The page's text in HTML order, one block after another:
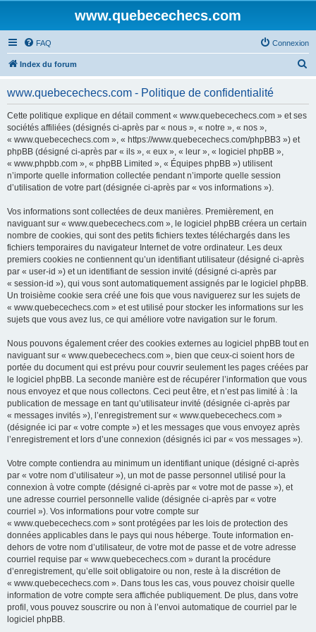
www.quebecechecs.com
FAQ Connexion
Index du forum
www.quebecechecs.com - Politique de confidentialité
Cette politique explique en détail comment « www.quebecechecs.com » et ses
sociétés affiliées (désignés ci-après par « nous », « notre », « nos »,
« www.quebecechecs.com », « https://www.quebecechecs.com/phpBB3 ») et
phpBB (désigné ci-après par « ils », « eux », « leur », « logiciel phpBB »,
« www.phpbb.com », « phpBB Limited », « Équipes phpBB ») utilisent
n’importe quelle information collectée pendant n’importe quelle session
d’utilisation de votre part (désignée ci-après par « vos informations »).
Vos informations sont collectées de deux manières. Premièrement, en
naviguant sur « www.quebecechecs.com », le logiciel phpBB créera un certain
nombre de cookies, qui sont des petits fichiers textes téléchargés dans les
fichiers temporaires du navigateur Internet de votre ordinateur. Les deux
premiers cookies ne contiennent qu’un identifiant utilisateur (désigné ci-après
par « user-id ») et un identifiant de session invité (désigné ci-après par
« session-id »), qui vous sont automatiquement assignés par le logiciel phpBB.
Un troisième cookie sera créé une fois que vous naviguerez sur les sujets de
« www.quebecechecs.com » et est utilisé pour stocker les informations sur les
sujets que vous avez lus, ce qui améliore votre navigation sur le forum.
Nous pouvons également créer des cookies externes au logiciel phpBB tout en
naviguant sur « www.quebecechecs.com », bien que ceux-ci soient hors de
portée du document qui est prévu pour couvrir seulement les pages créées par
le logiciel phpBB. La seconde manière est de récupérer l’information que vous
nous envoyez et que nous collectons. Ceci peut être, et n’est pas limité à : la
publication de message en tant qu’utilisateur invité (désignée ci-après par
« messages invités »), l’enregistrement sur « www.quebecechecs.com »
(désignée ici par « votre compte ») et les messages que vous envoyez après
l’enregistrement et lors d’une connexion (désignés ici par « vos messages »).
Votre compte contiendra au minimum un identifiant unique (désigné ci-après
par « votre nom d’utilisateur »), un mot de passe personnel utilisé pour la
connexion à votre compte (désigné ci-après par « votre mot de passe »), et
une adresse courriel personnelle valide (désignée ci-après par « votre
courriel »). Vos informations pour votre compte sur
« www.quebecechecs.com » sont protégées par les lois de protection des
données applicables dans le pays qui nous héberge. Toute information en-
dehors de votre nom d’utilisateur, de votre mot de passe et de votre adresse
courriel requise par « www.quebecechecs.com » durant la procédure
d’enregistrement, qu’elle soit obligatoire ou non, reste à la discrétion de
« www.quebecechecs.com ». Dans tous les cas, vous pouvez choisir quelle
information de votre compte sera affichée publiquement. De plus, dans votre
profil, vous pouvez souscrire ou non à l’envoi automatique de courriel par le
logiciel phpBB.